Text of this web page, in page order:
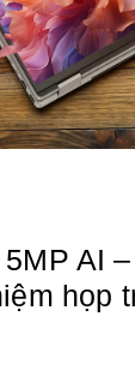
AI
họp